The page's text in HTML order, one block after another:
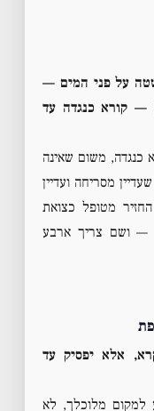
על פני המים —
— קורא כנגדה עד
משום שאינה
מסריחה ועדיין
מטופל כצואת
— ושם צריך ארבע
אלא יפסיק עד
למקום מלוכלך, לא